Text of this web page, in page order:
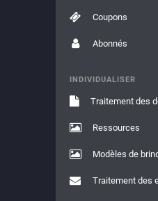
Coupons
Abonnés
INDIVIDUALISER
Ressources
Modèles de
Traitement des